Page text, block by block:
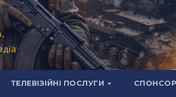
ТЕЛЕВІЗІЙНІ ПОСЛУГИ